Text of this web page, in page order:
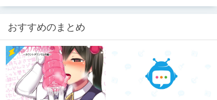
おすすめのまとめ